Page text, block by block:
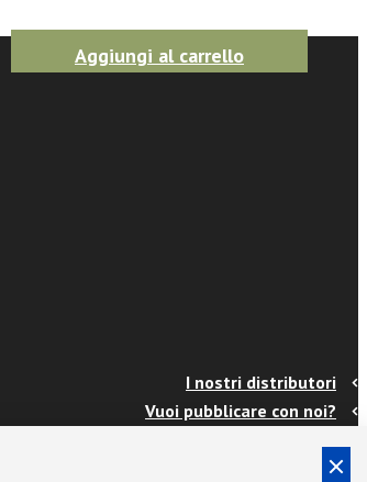
Aggiungi al carrello
I nostri distributori
Vuoi pubblicare con noi?
Info e spedizioni